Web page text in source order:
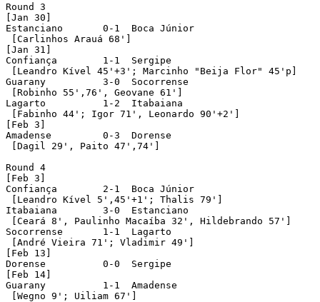
Round 3
[Jan 30]
Estanciano	 0-1  Boca Júnior			att: 983
[Carlinhos Arauá 68']
[Jan 31]
Confiança	 1-1  Sergipe				att: 8.437
[Leandro Kível 45'+3'; Marcinho "Beija Flor" 45'p]
Guarany		 3-0  Socorrense			att: 96 [played in Canidé do São Francisco]
[Robinho 55',76', Geovane 61']
Lagarto		 1-2  Itabaiana				att: 1.174
[Fabinho 44'; Igor 71', Leonardo 90'+2']
[Feb 3]
Amadense	 0-3  Dorense				att: 303
[Dagil 29', Paito 47',74']
Round 4
[Feb 3]
Confiança	 2-1  Boca Júnior			att: 1.896
[Leandro Kível 5',45'+1'; Thalis 79']
Itabaiana	 3-0  Estanciano			att: 1.404
[Ceará 8', Paulinho Macaíba 32', Hildebrando 57']
Socorrense	 1-1  Lagarto				att: 126
[André Vieira 71'; Vladimir 49']
[Feb 13]
Dorense		 0-0  Sergipe				att: 814
[Feb 14]
Guarany		 1-1  Amadense				att: 280
[Wegno 9'; Uiliam 67']